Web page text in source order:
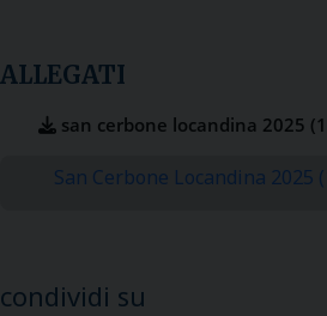
ALLEGATI
san cerbone locandina 2025
San Cerbone Locandina 2025
condividi su